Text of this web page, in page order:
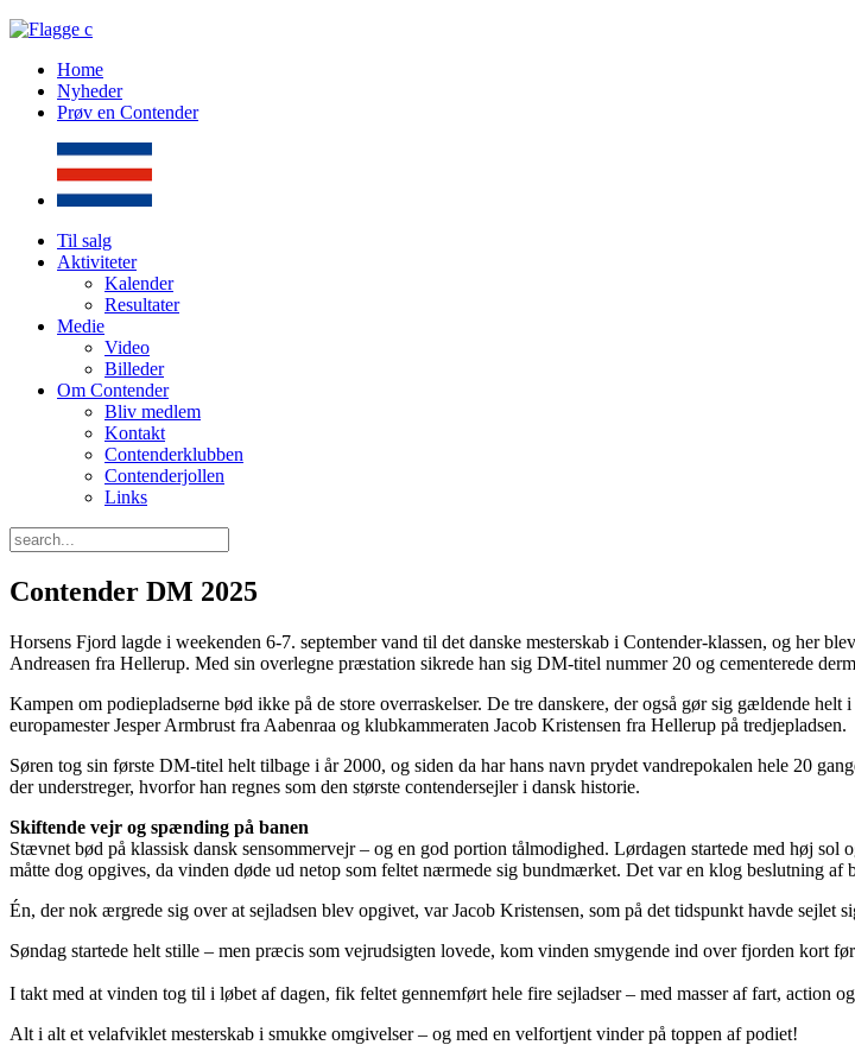
Home
Nyheder
Prøv en Contender
Til salg
Aktiviteter
Kalender
Resultater
Medie
Video
Billeder
Om Contender
Bliv medlem
Kontakt
Contenderklubben
Contenderjollen
Links
Contender DM 2025
Horsens Fjord lagde i weekenden 6-7. september vand til det danske mesterskab i Contender-klassen, og her
Andreasen fra Hellerup. Med sin overlegne præstation sikrede han sig DM-titel nummer 20 og cementerede
Kampen om podiepladserne bød ikke på de store overraskelser. De tre danskere, der også gør sig gældende
europamester Jesper Armbrust fra Aabenraa og klubkammeraten Jacob Kristensen fra Hellerup på tredjepladsen.
Søren tog sin første DM-titel helt tilbage i år 2000, og siden da har hans navn prydet vandrepokalen hele 20
der understreger, hvorfor han regnes som den største contendersejler i dansk historie.
Skiftende vejr og spænding på banen
Stævnet bød på klassisk dansk sensommervejr – og en god portion tålmodighed. Lørdagen startede med høj
måtte dog opgives, da vinden døde ud netop som feltet nærmede sig bundmærket. Det var en klog beslutning
Én, der nok ærgrede sig over at sejladsen blev opgivet, var Jacob Kristensen, som på det tidspunkt havde
Søndag startede helt stille – men præcis som vejrudsigten lovede, kom vinden smygende ind over fjorden kort
I takt med at vinden tog til i løbet af dagen, fik feltet gennemført hele fire sejladser – med masser af fart, action
Alt i alt et velafviklet mesterskab i smukke omgivelser – og med en velfortjent vinder på toppen af podiet!